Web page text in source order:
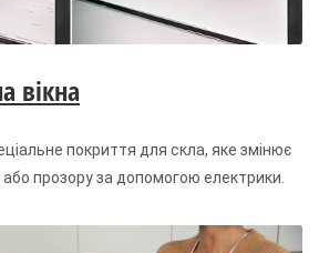
вікна
покриття для скла, яке змінює
прозору за допомогою електрики.